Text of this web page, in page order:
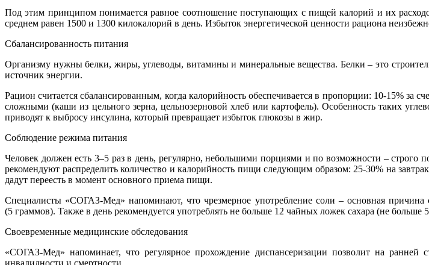
Под этим принципом понимается равное соотношение поступающих с пищей калорий и их
среднем равен 1500 и 1300 килокалорий в день. Избыток энергетической ценности рациона
Сбалансированность питания
Организму нужны белки, жиры, углеводы, витамины и минеральные вещества. Белки – это
источник энергии.
Рацион считается сбалансированным, когда калорийность обеспечивается в пропорции: 10-15%
сложными (каши из цельного зерна, цельнозерновой хлеб или картофель). Особенность таких
приводят к выбросу инсулина, который превращает избыток глюкозы в жир.
Соблюдение режима питания
Человек должен есть 3–5 раз в день, регулярно, небольшими порциями и по возможности –
рекомендуют распределить количество и калорийность пищи следующим образом: 25-30% на
дадут переесть в момент основного приема пищи.
Специалисты «СОГАЗ-Мед» напоминают, что чрезмерное употребление соли – основная причина
(5 граммов). Также в день рекомендуется употреблять не больше 12 чайных ложек сахара (не
Своевременные медицинские обследования
«СОГАЗ-Мед» напоминает, что регулярное прохождение диспансеризации позволит на ранней